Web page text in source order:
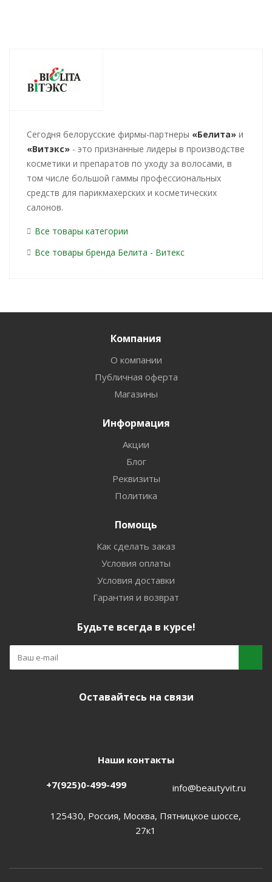
Cегодня белорусские фирмы-партнеры «Белита» и
«Витэкс» - это признанные лидеры в производстве
косметики и препаратов по уходу за волосами, в
том числе большой гаммы профессиональных
средств для парикмахерских и косметических
салонов.
Все товары категории
Все товары бренда Белита - Витекс
Компания
О компании
Публичная оферта
Магазины
Информация
Акции
Блог
Реквизиты
Политика
Помощь
Как сделать заказ
Условия оплаты
Условия доставки
Гарантия и возврат
Будьте всегда в курсе!
Оставайтесь на связи
Наши контакты
+7(925)0-499-499 info@beautyvit.ru
125430, Россия, Москва, Пятницкое шоссе,
27к1